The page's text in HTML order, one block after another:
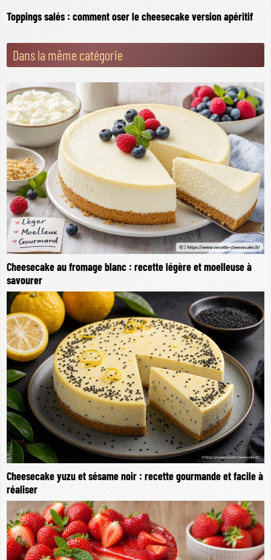
Toppings salés : comment oser le cheesecake version apéritif
Dans la même catégorie
Cheesecake au fromage blanc : recette légère et moelleuse à
savourer
Cheesecake yuzu et sésame noir : recette gourmande et facile à
réaliser